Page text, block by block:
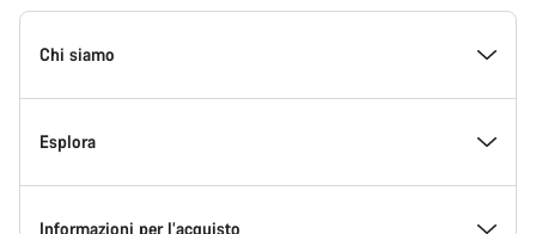
Piè
Home
Chi siamo
All’interno di Canyon
Innovazione in Canyon
Esplora
Eventi
Informazioni per l’acquisto